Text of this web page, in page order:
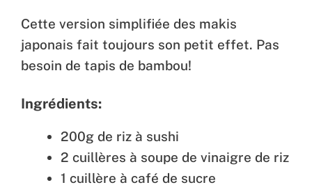
Cette version simplifiée des makis
japonais fait toujours son petit effet. Pas
besoin de tapis de bambou!
Ingrédients:
200g de riz à sushi
2 cuillères à soupe de vinaigre de riz
1 cuillère à café de sucre